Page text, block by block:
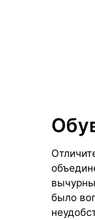
было